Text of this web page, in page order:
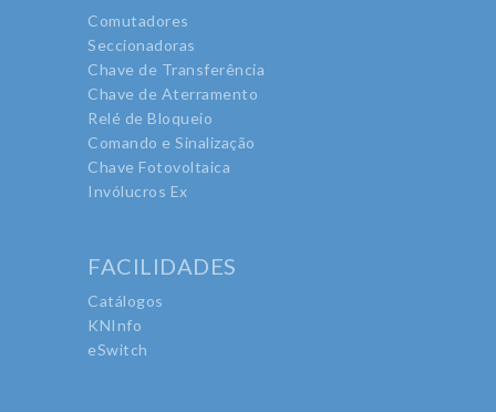
Comutadores
Seccionadoras
Chave de Transferência
Chave de Aterramento
Relé de Bloqueio
Comando e Sinalização
Chave Fotovoltaica
Invólucros Ex
FACILIDADES
Catálogos
KNInfo
eSwitch